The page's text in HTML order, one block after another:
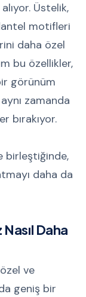
Üstelik,
motifleri
daha özel
bu özellikler,
görünüm
zamanda
bırakıyor.
birleştiğinde,
daha da
Daha
ve
geniş bir